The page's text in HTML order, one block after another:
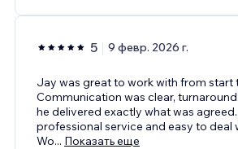
5 9 февр. 2026 г.
Jay was great to work with from start
Communication was clear,
he delivered exactly what was
professional service and easy to deal
Wo... Показать еще